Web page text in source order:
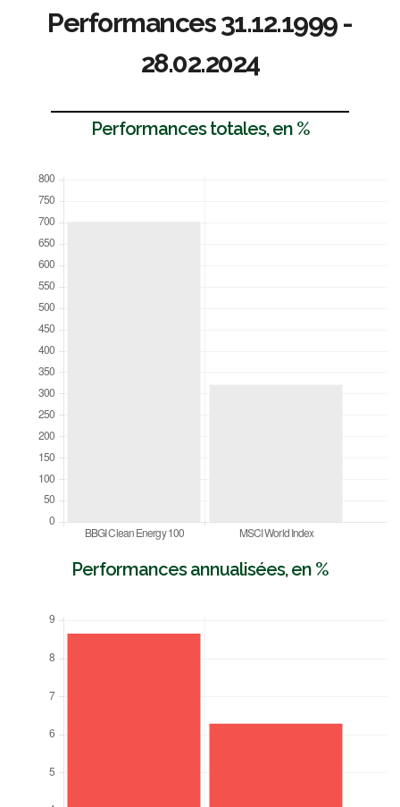
Performances 31.12.1999 -
28.02.2024
Performances totales, en %
Performances annualisées, en %